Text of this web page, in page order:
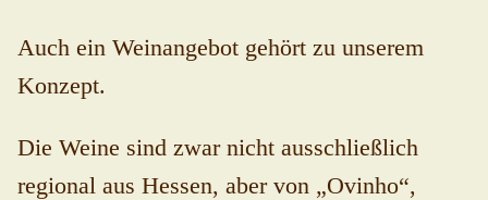
Auch ein Weinangebot gehört zu unserem
Konzept.
Die Weine sind zwar nicht ausschließlich
regional aus Hessen, aber von „Ovinho“,